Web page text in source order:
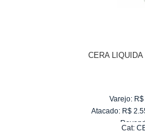
CERA
Varejo: R$
Atacado: R$
Cat: